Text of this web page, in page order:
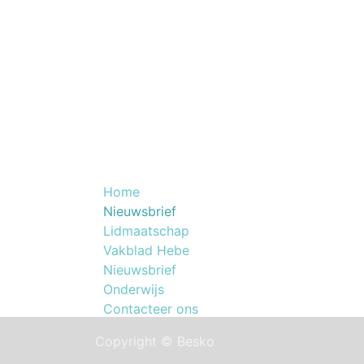
Home
​Nieuwsbrief
Lidmaatschap
Vakblad Hebe
Nieuwsbrief
Onderwijs
Contacteer ons
Copyright © Besko